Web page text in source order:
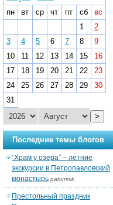
пн
вт ср чт пт сб
вс
1
2
3
4 5 6 7 8
9
10
11 12 13 14 15
16
17
18 19 20 21 22
23
24
25 26 27 28 29
30
31
>
Последние темы блогов
“Храм у озера” – летние
экскурсии в Петропавловский
монастырь palomnik
Престольный праздник